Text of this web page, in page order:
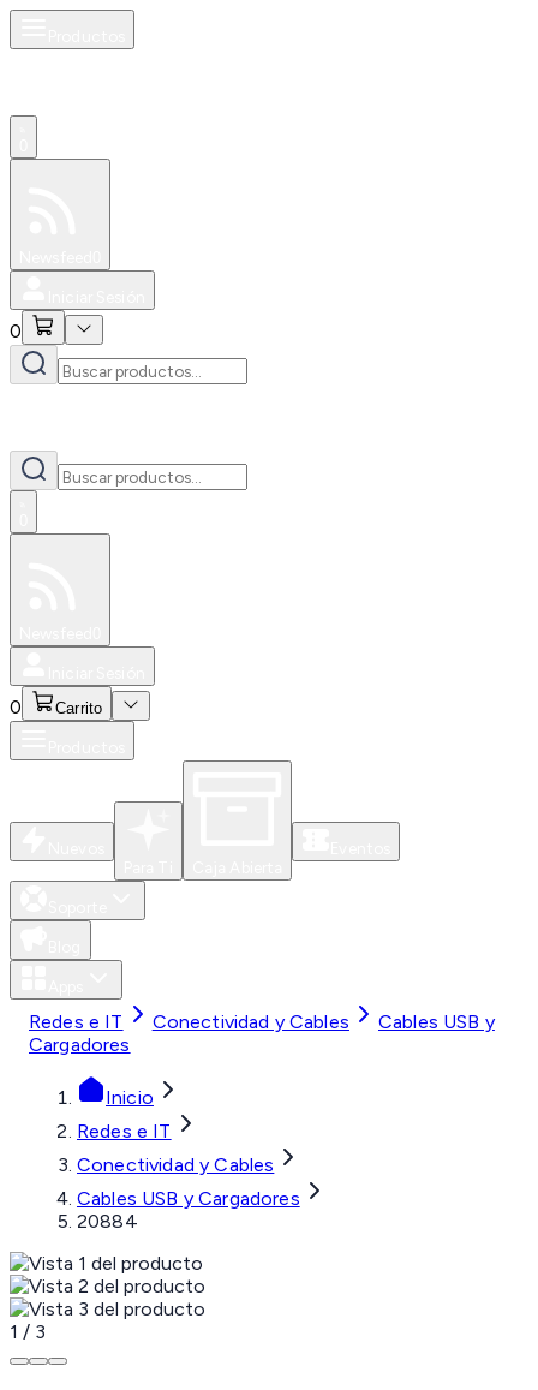
0
0 Carrito
Redes e IT Conectividad y Cables
Cables USB y
Cargadores
Inicio
Redes e IT
Conectividad y Cables
Cables USB y Cargadores
20884
1 / 3